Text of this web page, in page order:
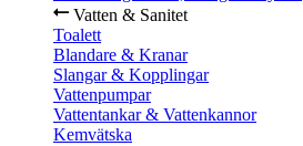
Vatten & Sanitet
Toalett
Blandare & Kranar
Slangar & Kopplingar
Vattenpumpar
Vattentankar & Vattenkannor
Kemvätska